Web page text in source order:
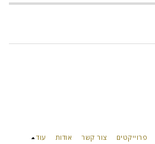
פרוייקטים צור קשר אודות עוד